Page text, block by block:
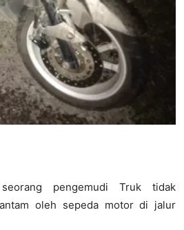
pengemudi Truk tidak
oleh sepeda motor di jalur